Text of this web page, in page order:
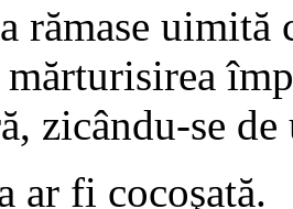
rămase uimită
zicându-se
ar fi cocoşată.